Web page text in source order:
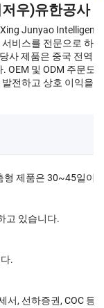
우)유한공사
Junyao
서비스를 전문으로
사 제품은 중국 전역
OEM 및 ODM 주문도
전하고 상호 이익을
형 제품은 30~45일이
고 있습니다.
.
, 선하증권, COC 등)